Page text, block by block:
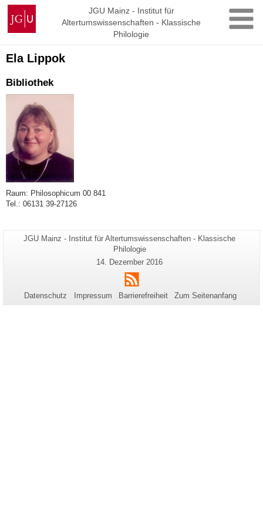
Zum
Inhalt
springen
Johannes
Gutenberg-
Universität
JGU Mainz - Institut für
Altertumswissenschaften - Klassische
Philologie
Ela Lippok
Bibliothek
Raum: Philosophicum 00 841
Tel.: 06131 39-27126
Zusätzliche
Informationen
zu
dieser
Seite
Seiten-
JGU Mainz - Institut für Altertumswissenschaften - Klassische
Philologie
Letzte
Aktualisierung:
14. Dezember 2016
RSS
Datenschutz Impressum Barrierefreiheit Zum Seitenanfang